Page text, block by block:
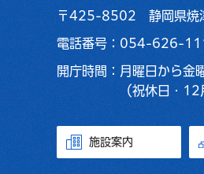
〒425-8502 静岡県焼
電話番号：054-626-
開庁時間： 月曜日から金
（祝休日・
施設案内